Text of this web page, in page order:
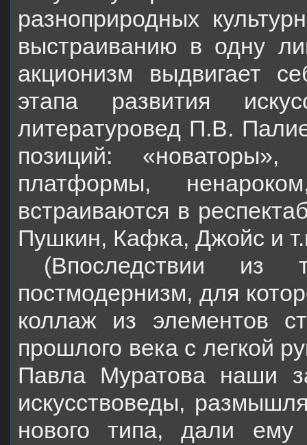
разноприродных
выстраиванию в одну
акционизм выдвигает
этапа развития
литературовед П.В.
позиций:
платформы,
встраиваются в
Пушкин, Кафка, Джойс и
(Впоследствии из
постмодернизм, для
коллаж из элементов
прошлого века с легкой
Павла Муратова наши
искусствоведы,
нового типа, дали ему